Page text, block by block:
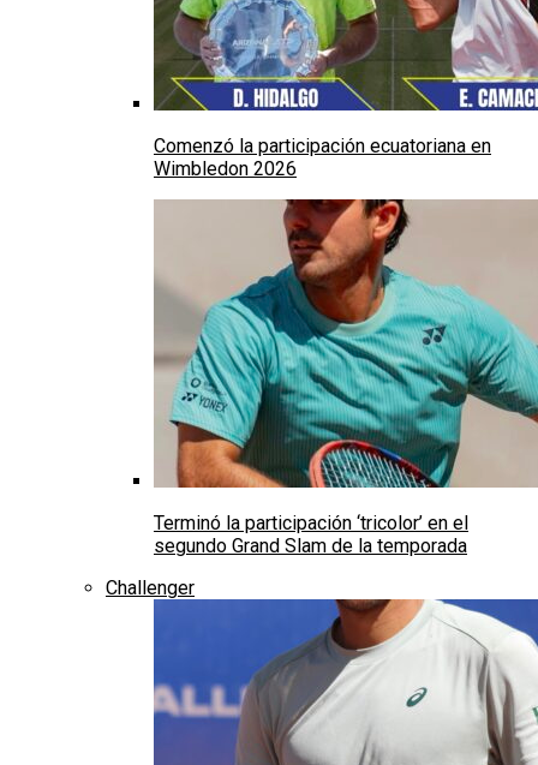
Comenzó la participación ecuatoriana en
Wimbledon 2026
Terminó la participación ‘tricolor’ en el
segundo Grand Slam de la temporada
Challenger